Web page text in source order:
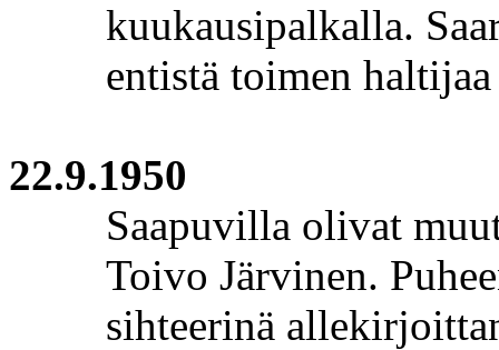
kuukausipalkalla.
entistä toimen
22.9.1950
Saapuvilla olivat
Toivo Järvinen.
sihteerinä